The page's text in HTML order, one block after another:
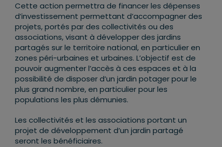
Cette action permettra de financer les dépenses
d’investissement permettant d’accompagner des
projets, portés par des collectivités ou des
associations, visant à développer des jardins
partagés sur le territoire national, en particulier en
zones péri-urbaines et urbaines. L’objectif est de
pouvoir augmenter l’accès à ces espaces et à la
possibilité de disposer d’un jardin potager pour le
plus grand nombre, en particulier pour les
populations les plus démunies.
Les collectivités et les associations portant un
projet de développement d’un jardin partagé
seront les bénéficiaires.